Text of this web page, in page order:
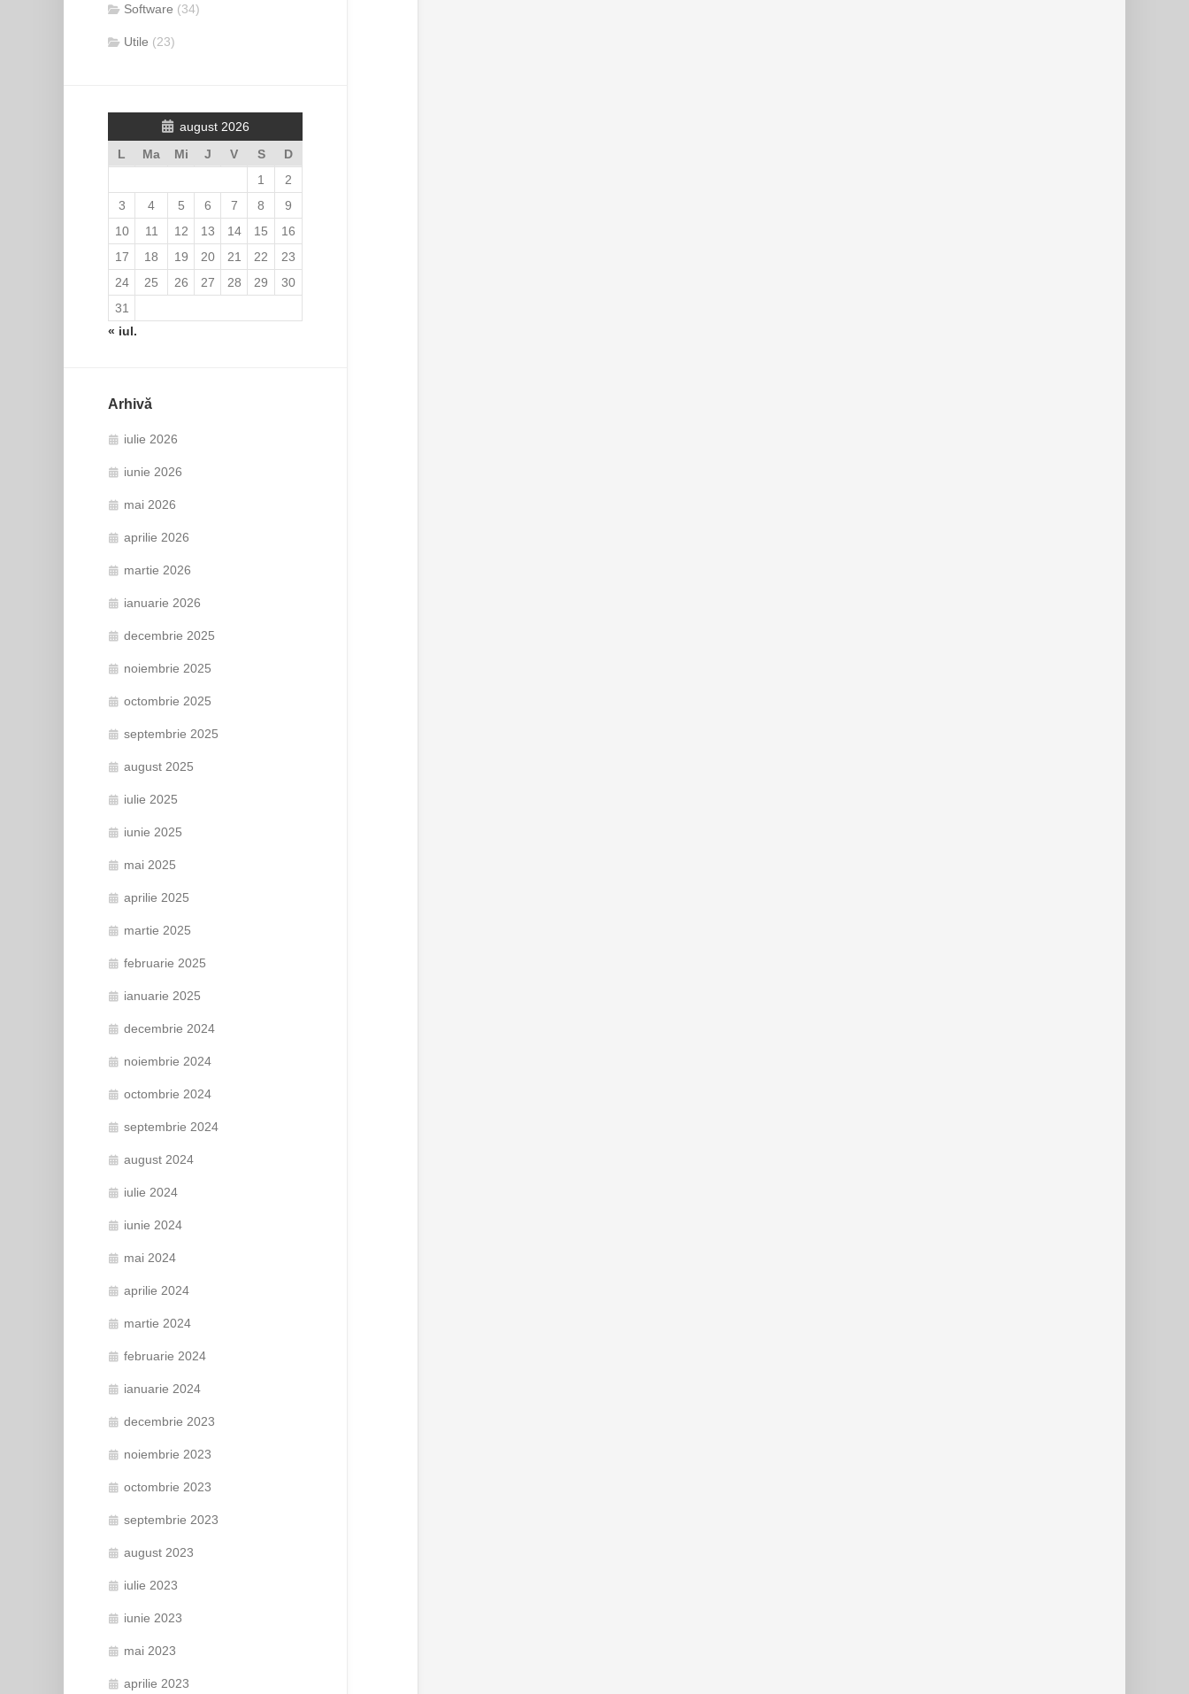
Software (34)
Utile (23)
august 2026
L
Ma Mi J V S
D
1
2
3
4 5 6 7 8
9
10
11 12 13 14 15
16
17
18 19 20 21 22
23
24
25 26 27 28 29
30
31
« iul.
Arhivă
iulie 2026
iunie 2026
mai 2026
aprilie 2026
martie 2026
ianuarie 2026
decembrie 2025
noiembrie 2025
octombrie 2025
septembrie 2025
august 2025
iulie 2025
iunie 2025
mai 2025
aprilie 2025
martie 2025
februarie 2025
ianuarie 2025
decembrie 2024
noiembrie 2024
octombrie 2024
septembrie 2024
august 2024
iulie 2024
iunie 2024
mai 2024
aprilie 2024
martie 2024
februarie 2024
ianuarie 2024
decembrie 2023
noiembrie 2023
octombrie 2023
septembrie 2023
august 2023
iulie 2023
iunie 2023
mai 2023
aprilie 2023